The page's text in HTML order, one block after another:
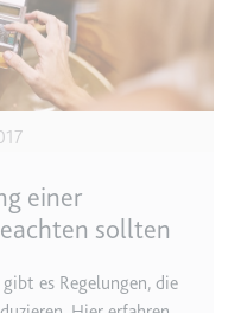
einer
sollten
es Regelungen, die